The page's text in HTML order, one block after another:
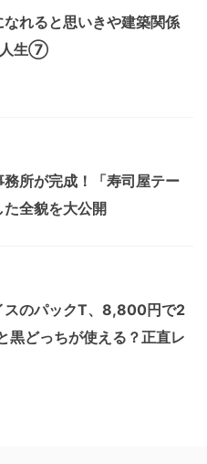
れると思いきや建築関係
人生⑦
務所が完成！「寿司屋テー
全貌を大公開
スのパックT、8,800円で2
黒どっちが使える？正直レ